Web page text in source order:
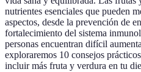
nutrientes esenciales que pueden
aspectos, desde la prevención de
fortalecimiento del sistema
personas encuentran difícil
exploraremos 10 consejos
incluir más fruta y verdura en tu